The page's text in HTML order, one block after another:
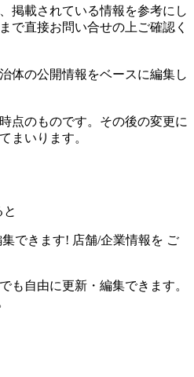
掲載されている情報を参考にし
で直接お問い合せの上ご確認く
体の公開情報をベースに編集し
点のものです。その後の変更に
まいります。
できます! 店舗/企業情報を ご
も自由に更新・編集できます。